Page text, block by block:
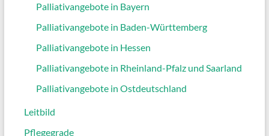
Palliativangebote in Bayern
Palliativangebote in Baden-Württemberg
Palliativangebote in Hessen
Palliativangebote in Rheinland-Pfalz und Saarland
Palliativangebote in Ostdeutschland
Leitbild
Pflegegrade